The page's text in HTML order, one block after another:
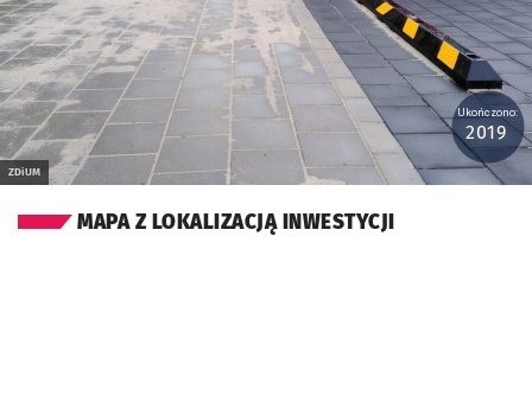
ZDiUM
Ukończono:
2019
MAPA Z LOKALIZACJĄ INWESTYCJI